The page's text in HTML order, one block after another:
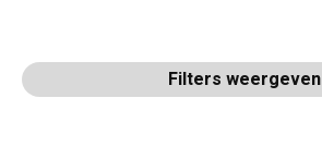
Filters weergeven